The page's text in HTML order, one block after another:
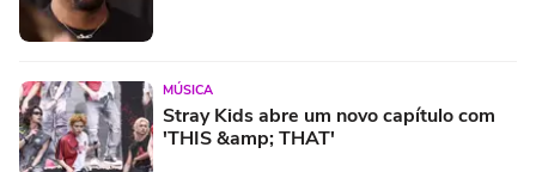
MÚSICA
Stray Kids abre um novo capítulo com
'THIS &amp; THAT'